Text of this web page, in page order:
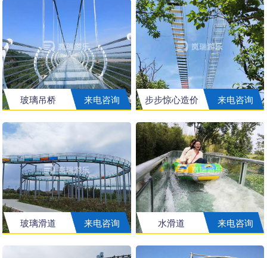
玻璃吊桥 来电咨询 步步惊心造价 来电咨询
玻璃滑道 来电咨询 水滑道 来电咨询